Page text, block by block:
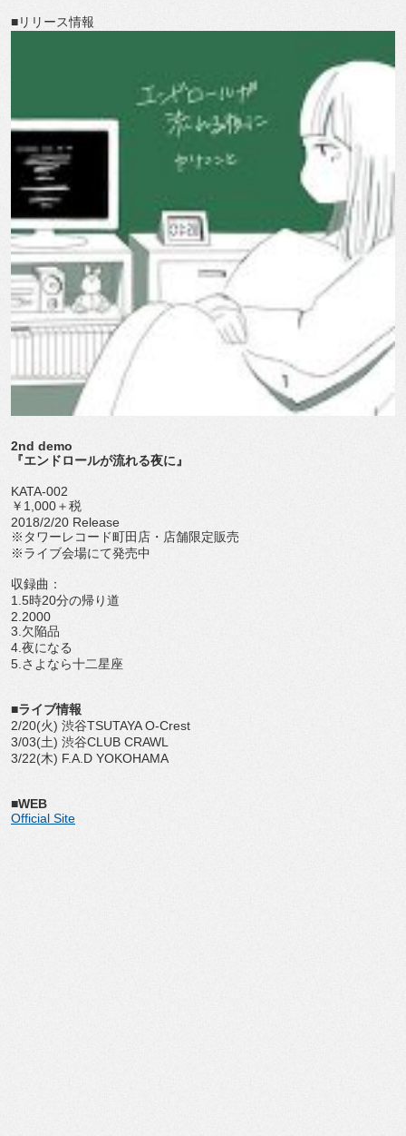
■リリース情報
2nd demo
『エンドロールが流れる夜に』
KATA-002
￥1,000＋税
2018/2/20 Release
※タワーレコード町田店・店舗限定販売
※ライブ会場にて発売中
収録曲：
1.5時20分の帰り道
2.2000
3.欠陥品
4.夜になる
5.さよなら十二星座
■ライブ情報
2/20(火) 渋谷TSUTAYA O-Crest
3/03(土) 渋谷CLUB CRAWL
3/22(木) F.A.D YOKOHAMA
■WEB
Official Site